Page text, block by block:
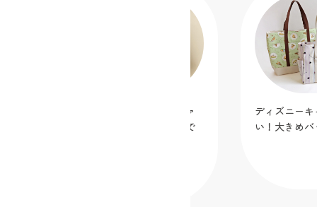
【新作無料作り図公開】「真ん中ファ
スナーポーチ」を蛍光メッシュ生地で
ディズニー
い！大きめ